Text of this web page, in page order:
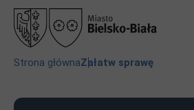
Przejdź
treści
Przejdź
nagłówka
Przejdź
stopki
Przejdź
ustawień
plików
Ścieżka
nawigacyjna
Strona głównaZałatw sprawę